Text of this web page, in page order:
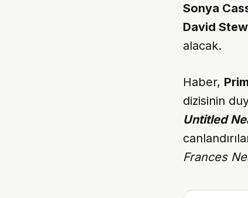
Sonya
David
alacak.
Haber,
dizisinin
Untitled
Frances